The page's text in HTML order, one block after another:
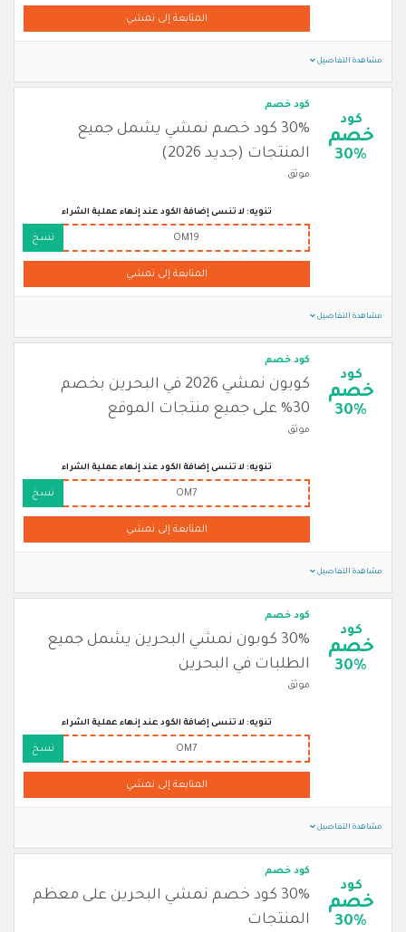
المتابعة إلى نمشي
مشاهدة التفاصيل
كود
خصم
30%
كود خصم
30% كود خصم نمشي يشمل جميع
المنتجات (جديد 2026)
موثق
تنويه: لا تنسى إضافة الكود عند إنهاء عملية الشراء
OM19 نسخ
المتابعة إلى نمشي
مشاهدة التفاصيل
كود
خصم
30%
كود خصم
كوبون نمشي 2026 في البحرين بخصم
30% على جميع منتجات الموقع
موثق
تنويه: لا تنسى إضافة الكود عند إنهاء عملية الشراء
OM7 نسخ
المتابعة إلى نمشي
مشاهدة التفاصيل
كود
خصم
30%
كود خصم
30% كوبون نمشي البحرين يشمل جميع
الطلبات في البحرين
موثق
تنويه: لا تنسى إضافة الكود عند إنهاء عملية الشراء
OM7 نسخ
المتابعة إلى نمشي
مشاهدة التفاصيل
كود
خصم
30%
كود خصم
30% كود خصم نمشي البحرين على معظم
المنتجات